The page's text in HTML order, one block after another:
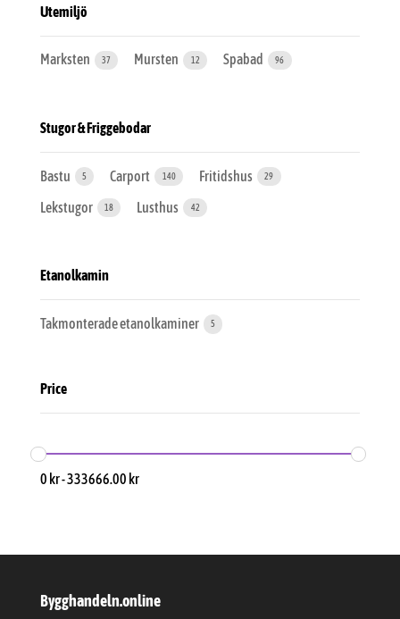
Utemiljö
Marksten 37 Mursten 12 Spabad 96
Stugor & Friggebodar
Bastu 5 Carport 140 Fritidshus 29
Lekstugor 18 Lusthus 42
Etanolkamin
Takmonterade etanolkaminer 5
Price
0 kr-333666.00 kr
Bygghandeln.online